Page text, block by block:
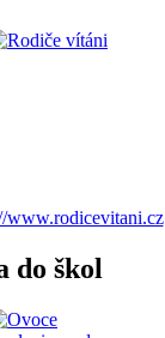
www.rodicevitani.cz
do škol